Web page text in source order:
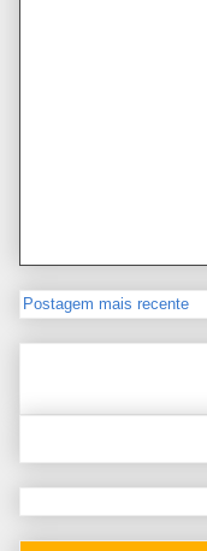
Postagem mais recente